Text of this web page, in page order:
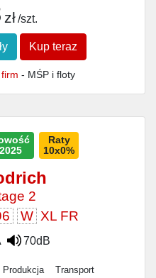
zł /szt.
Kup teraz
- MŚP i floty
2025
Raty
10x0%
2
W XL FR
70dB
Produkcja Transport